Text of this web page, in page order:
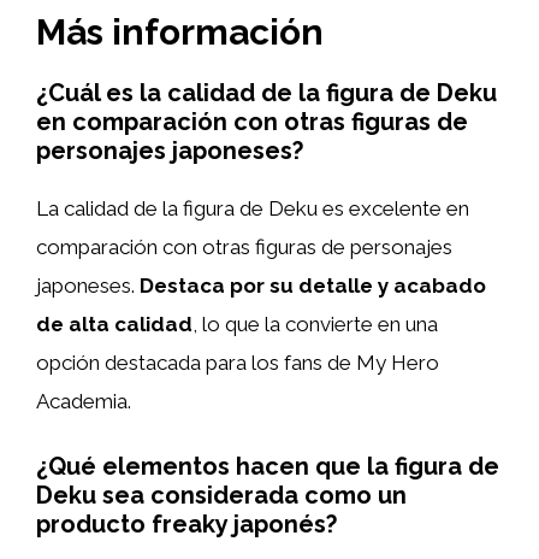
Más información
¿Cuál es la calidad de la figura de Deku
en comparación con otras figuras de
personajes japoneses?
La calidad de la figura de Deku es excelente en
comparación con otras figuras de personajes
japoneses. Destaca por su detalle y acabado
de alta calidad, lo que la convierte en una
opción destacada para los fans de My Hero
Academia.
¿Qué elementos hacen que la figura de
Deku sea considerada como un
producto freaky japonés?